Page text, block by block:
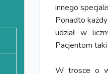
innego
Ponadto
udział w
Pacjentom
W trosce o